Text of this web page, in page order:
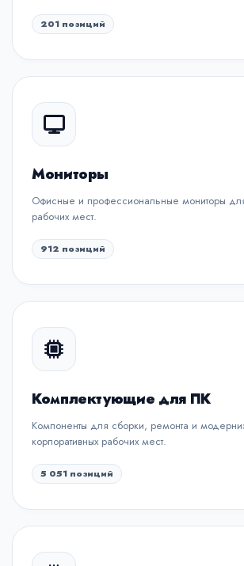
201 позиций
Мониторы
Офисные и профессиональные мониторы
рабочих мест.
912 позиций
Комплектующие для ПК
Компоненты для сборки, ремонта и
корпоративных рабочих мест.
5 051 позиций